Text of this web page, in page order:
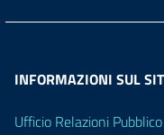
INFORMAZIONI SUL
Ufficio Relazioni Pubblico